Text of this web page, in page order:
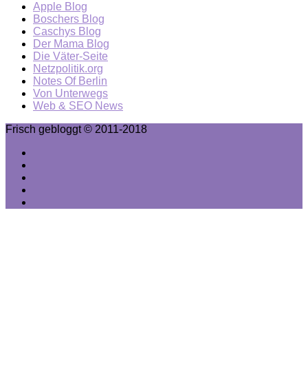
Apple Blog
Boschers Blog
Caschys Blog
Der Mama Blog
Die Väter-Seite
Netzpolitik.org
Notes Of Berlin
Von Unterwegs
Web & SEO News
Frisch gebloggt © 2011-2018